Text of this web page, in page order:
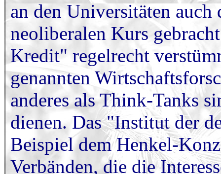
an den Universitäten
neoliberalen Kurs
Kredit" regelrecht
genannten
anderes als Think-Tanks
dienen. Das "Institut der
Beispiel dem Henkel-
Verbänden, die die